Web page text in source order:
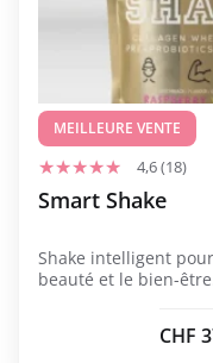
MEILLEURE VENTE
4,6 (18)
Smart Shake
Shake intelligent
beauté et le bien-
CHF
choisies
page
produit